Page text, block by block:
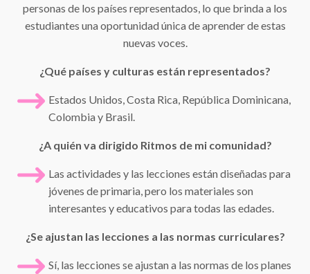
personas de los países representados, lo que brinda a los
estudiantes una oportunidad única de aprender de estas
nuevas voces.
¿Qué países y culturas están representados?
Estados Unidos, Costa Rica, República Dominicana,
Colombia y Brasil.
¿A quién va dirigido Ritmos de mi comunidad?
Las actividades y las lecciones están diseñadas para
jóvenes de primaria, pero los materiales son
interesantes y educativos para todas las edades.
¿Se ajustan las lecciones a las normas curriculares?
Sí, las lecciones se ajustan a las normas de los planes